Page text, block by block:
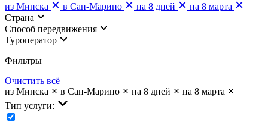
из Минска
в Сан-Марино на 8 дней
на 8 марта
Страна
Cпособ передвижения
Туроператор
Фильтры
Очистить всё
из Минска
в Сан-Марино на 8 дней
на 8 марта
Тип услуги: